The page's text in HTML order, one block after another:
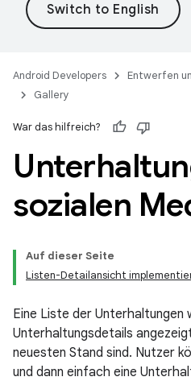
Android Developers Entwerfen
Gallery
War das hilfreich?
sozialen
Auf dieser Seite
Listen-Detailansicht
Eine Liste der Unterhaltungen
Unterhaltungsdetails
neuesten Stand sind. Nutzer
und dann einfach eine